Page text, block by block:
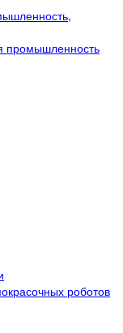
промышленность
роботов